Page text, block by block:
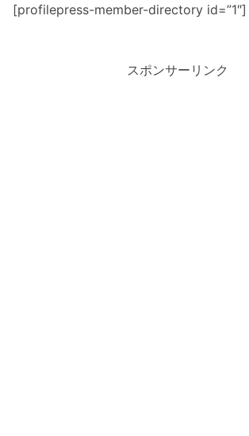
[profilepress-member-directory id=”1″]
スポンサーリンク